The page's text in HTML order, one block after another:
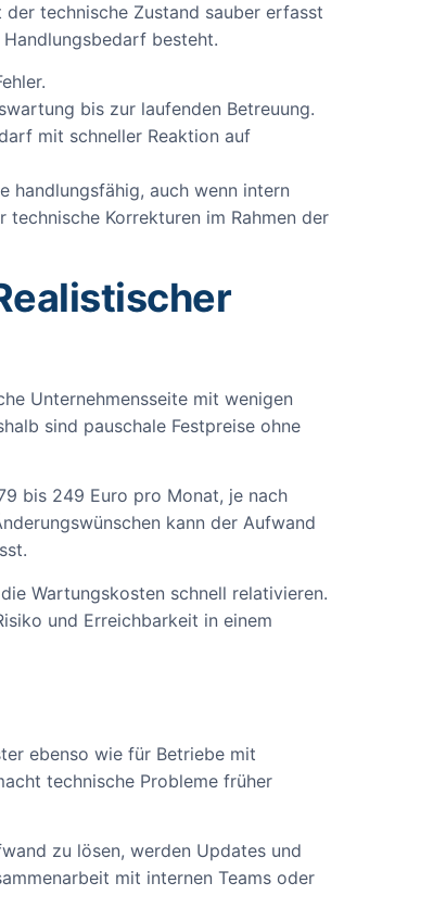
technische Zustand sauber erfasst
besteht.
bis zur laufenden Betreuung.
mit schneller Reaktion auf
handlungsfähig, auch wenn intern
Korrekturen im Rahmen der
Unternehmensseite mit wenigen
sind pauschale Festpreise ohne
bis 249 Euro pro Monat, je nach
kann der Aufwand
Wartungskosten schnell relativieren.
und Erreichbarkeit in einem
ebenso wie für Betriebe mit
technische Probleme früher
zu lösen, werden Updates und
mit internen Teams oder